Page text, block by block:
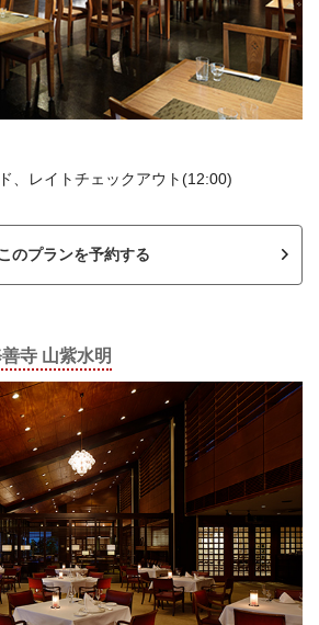
、レイトチェックアウト(12:00)
のプランを予約する
寺 山紫水明